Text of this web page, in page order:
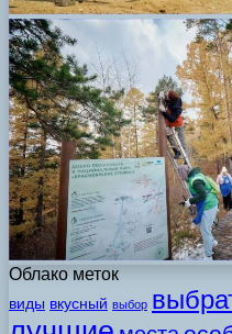
Облако меток
виды вкусный выбор